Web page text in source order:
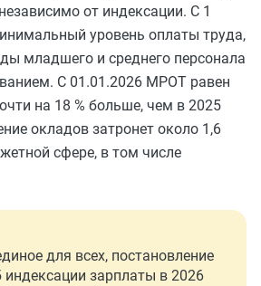
от индексации. С 1
уровень оплаты труда,
младшего и среднего персонала
С 01.01.2026 МРОТ равен
на 18 % больше, чем в 2025
окладов затронет около 1,6
сфере, в том числе
для всех, постановление
индексации зарплаты в 2026